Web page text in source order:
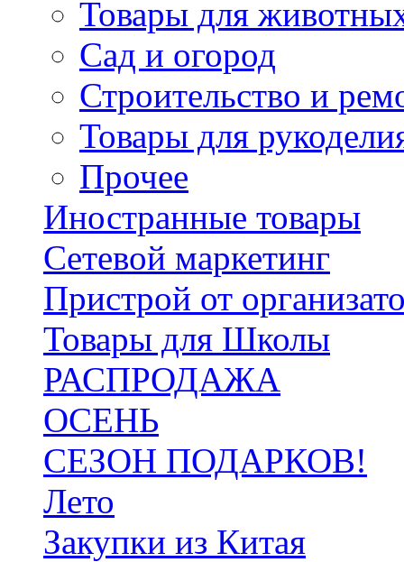
Товары для
Сад и огород
Строительство и
Товары для
Прочее
Иностранные товары
Сетевой маркетинг
Пристрой от
Товары для Школы
РАСПРОДАЖА
ОСЕНЬ
СЕЗОН ПОДАРКОВ!
Лето
Закупки из Китая